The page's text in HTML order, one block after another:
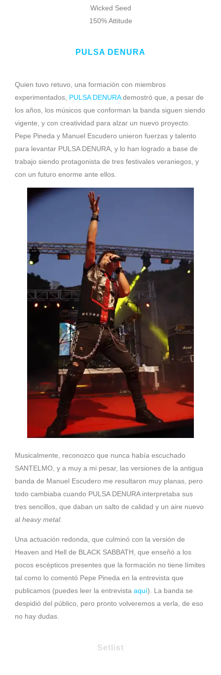
Wicked Seed
150% Attitude
PULSA DENURA
Quien tuvo retuvo, una formación con miembros
experimentados, PULSA DENURAdemostró que, a pesar de
los años, los músicos que conforman la banda siguen siendo
vigente, y con creatividad para alzar un nuevo proyecto.
Pepe Pineda y Manuel Escudero unieron fuerzas y talento
para levantar PULSA DENURA, y lo han logrado a base de
trabajo siendo protagonista de tres festivales veraniegos, y
con un futuro enorme ante ellos.
Musicalmente, reconozco que nunca había escuchado
SANTELMO, y a muy a mi pesar, las versiones de la antigua
banda de Manuel Escudero me resultaron muy planas, pero
todo cambiaba cuando PULSA DENURA interpretaba sus
tres sencillos, que daban un salto de calidad y un aire nuevo
al heavy metal.
Una actuación redonda, que culminó con la versión de
Heaven and Hell de BLACK SABBATH, que enseñó a los
pocos escépticos presentes que la formación no tiene límites
tal como lo comentó Pepe Pineda en la entrevista que
publicamos (puedes leer la entrevista aquí). La banda se
despidió del público, pero pronto volveremos a verla, de eso
no hay dudas.
Setlist